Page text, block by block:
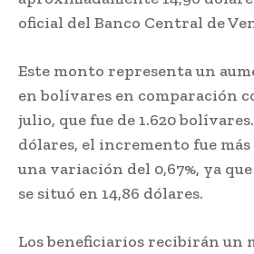
oficial del Banco Central de
Este monto representa un
en bolívares en comparación
julio, que fue de 1.620
dólares, el incremento fue
una variación del 0,67%, ya
se situó en 14,86 dólares.
Los beneficiarios recibirán un